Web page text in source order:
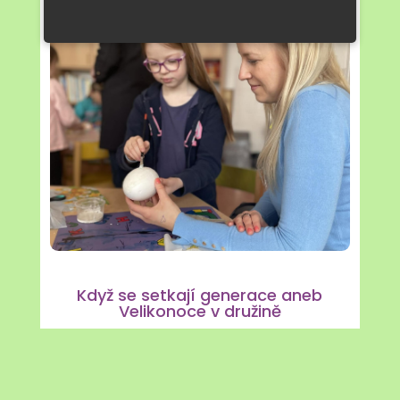
Když se setkají generace aneb
Velikonoce v družině